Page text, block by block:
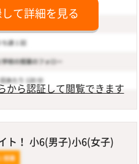
て詳細を見る
から認証して閲覧できます
ト！ 小6(男子)小6(女子)